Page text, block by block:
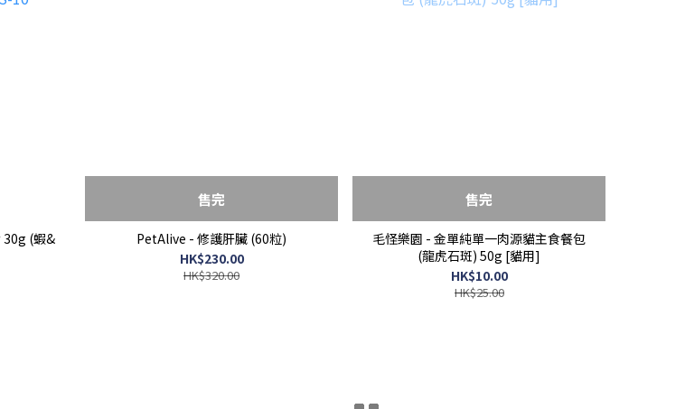
30g (蝦&
售完
PetAlive - 修護肝臟 (60粒)
HK$230.00
HK$320.00
售完
毛怪樂園 - 金單純單一肉源貓主食餐包
(龍虎石斑) 50g [貓用]
HK$10.00
HK$25.00